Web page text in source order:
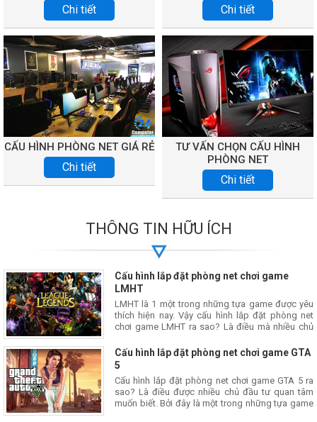
Chi tiết Chi tiết
CẤU HÌNH PHÒNG NET GIÁ RẺ
Chi tiết
TƯ VẤN CHỌN CẤU HÌNH
PHÒNG NET
Chi tiết
THÔNG TIN HỮU ÍCH
Cấu hình lắp đặt phòng net chơi game
LMHT
LMHT là 1 một trong những tựa game được yêu
thích hiện nay. Vậy cấu hình lắp đặt phòng net
chơi game LMHT ra sao? Là điều mà nhiều chủ
Cấu hình lắp đặt phòng net chơi game GTA
5
Cấu hình lắp đặt phòng net chơi game GTA 5 ra
sao? Là điều được nhiều chủ đầu tư quan tâm
muốn biết. Bởi đây là một trong những tựa game